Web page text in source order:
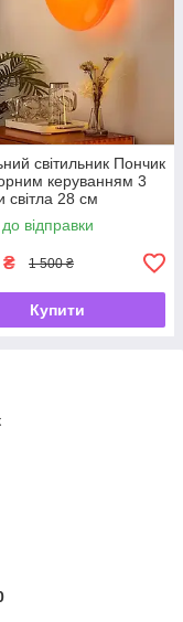
світильник Пончик
керуванням 3
світла 28 см
відправки
₴ 1 500 ₴
Купити